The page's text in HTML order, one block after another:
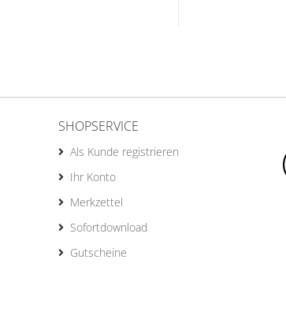
SHOPSERVICE
Als Kunde registrieren
Ihr Konto
Merkzettel
Sofortdownload
Gutscheine